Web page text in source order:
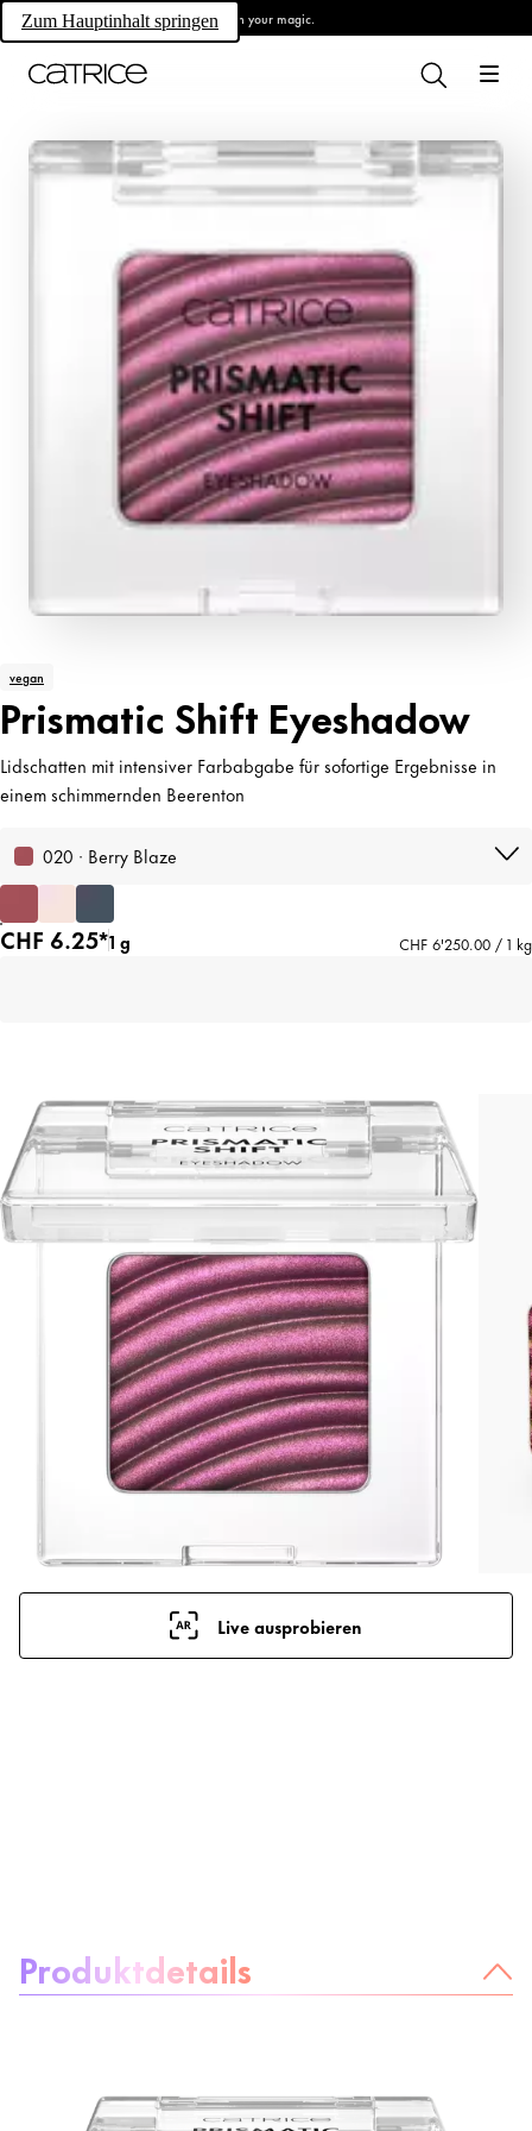
Zum Hauptinhalt springen Own your magic.
vegan
Prismatic Shift Eyeshadow
Lidschatten mit intensiver Farbabgabe für sofortige Ergebnisse in
einem schimmernden Beerenton
020 · Berry Blaze
CHF 6.25*1 g CHF 6'250.00 / 1 kg
Live ausprobieren
Produktdetails